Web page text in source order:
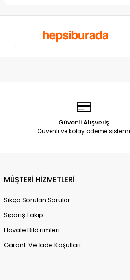
Güvenli Alışveriş
Güvenli ve kolay ödeme sistemi
MÜŞTERİ HİZMETLERİ
Sıkça Sorulan Sorular
Sipariş Takip
Havale Bildirimleri
Garanti Ve İade Koşulları